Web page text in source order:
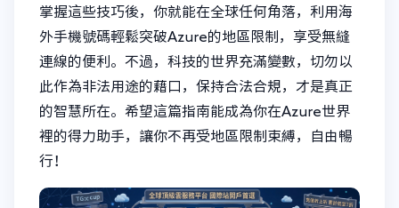
掌握這些技巧後，你就能在全球任何角落，利用海
外手機號碼輕鬆突破Azure的地區限制，享受無縫
連線的便利。不過，科技的世界充滿變數，切勿以
此作為非法用途的藉口，保持合法合規，才是真正
的智慧所在。希望這篇指南能成為你在Azure世界
裡的得力助手，讓你不再受地區限制束縛，自由暢
行！